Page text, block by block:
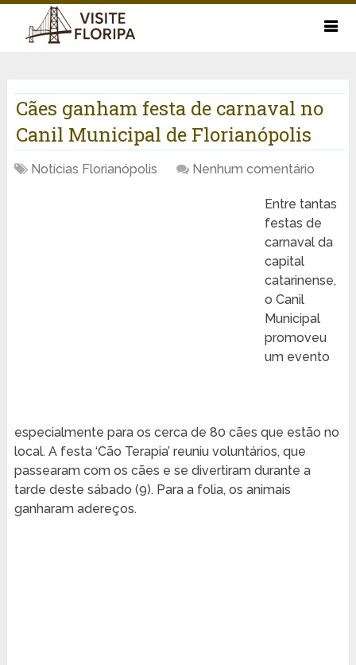
Cães ganham festa de carnaval no
Canil Municipal de Florianópolis
Notícias Florianópolis Nenhum comentário
Entre tantas
festas de
carnaval da
capital
catarinense,
o Canil
Municipal
promoveu
um evento
especialmente para os cerca de 80 cães que estão no
local. A festa ‘Cão Terapia’ reuniu voluntários, que
passearam com os cães e se divertiram durante a
tarde deste sábado (9). Para a folia, os animais
ganharam adereços.